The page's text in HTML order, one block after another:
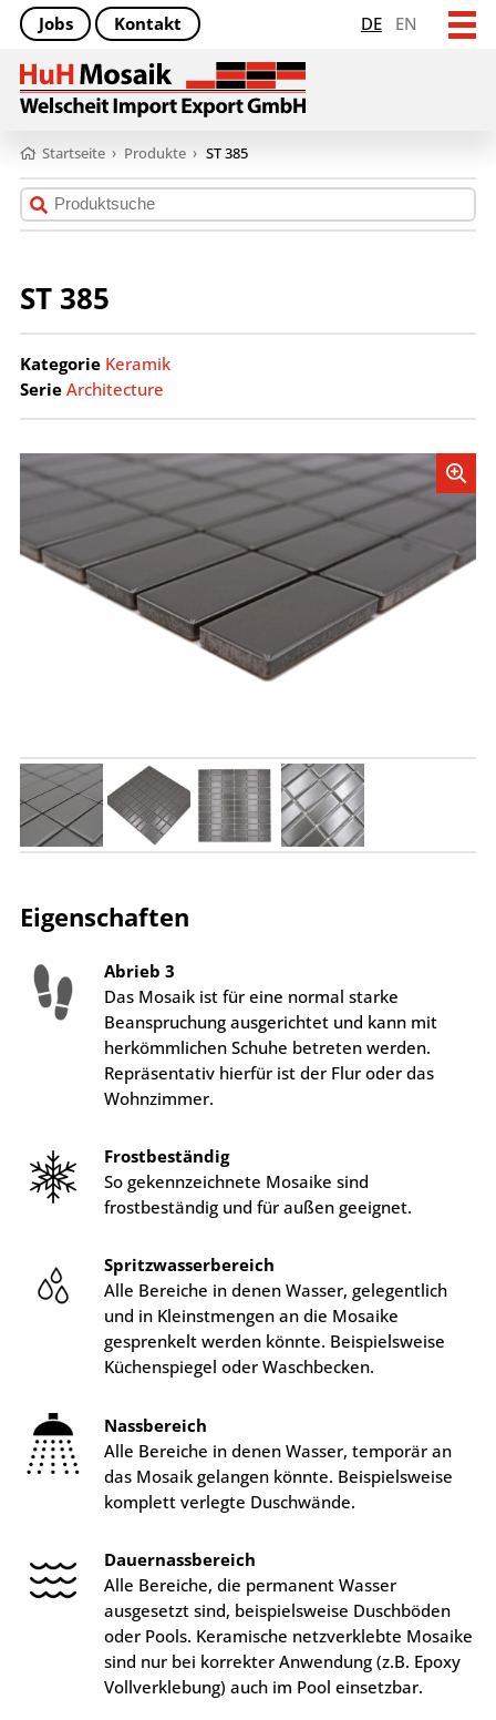
DE EN
Jobs Kontakt
Startseite › Produkte › ST 385
ST 385
Kategorie Keramik
Serie Architecture
Eigenschaften
Abrieb 3
Das Mosaik ist für eine normal starke
Beanspruchung ausgerichtet und kann mit
herkömmlichen Schuhe betreten werden.
Repräsentativ hierfür ist der Flur oder das
Wohnzimmer.
Frostbeständig
So gekennzeichnete Mosaike sind
frostbeständig und für außen geeignet.
Spritzwasserbereich
Alle Bereiche in denen Wasser, gelegentlich
und in Kleinstmengen an die Mosaike
gesprenkelt werden könnte. Beispielsweise
Küchenspiegel oder Waschbecken.
Nassbereich
Alle Bereiche in denen Wasser, temporär an
das Mosaik gelangen könnte. Beispielsweise
komplett verlegte Duschwände.
Dauernassbereich
Alle Bereiche, die permanent Wasser
ausgesetzt sind, beispielsweise Duschböden
oder Pools. Keramische netzverklebte Mosaike
sind nur bei korrekter Anwendung (z.B. Epoxy
Vollverklebung) auch im Pool einsetzbar.